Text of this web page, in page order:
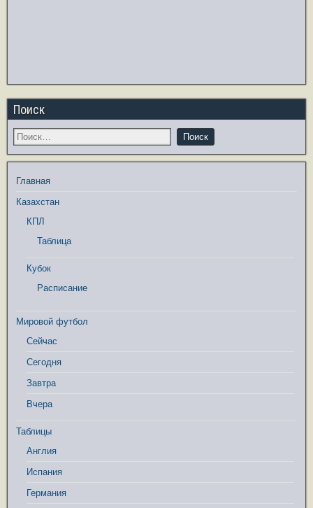
Поиск
Главная
Казахстан
КПЛ
Таблица
Кубок
Расписание
Мировой футбол
Сейчас
Сегодня
Завтра
Вчера
Таблицы
Англия
Испания
Германия